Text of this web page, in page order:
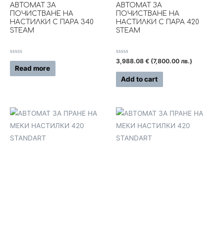
АВТОМАТ ЗА
ПОЧИСТВАНЕ НА
НАСТИЛКИ С ПАРА 340
STEAM
Rated
out
of
Read more
АВТОМАТ ЗА
ПОЧИСТВАНЕ НА
НАСТИЛКИ С ПАРА 420
STEAM
Rated
0
out
3,988.08 € (7,800.00 лв.)
Add to cart